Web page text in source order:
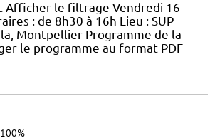
Afficher le filtrage Vendredi 16
: de 8h30 à 16h Lieu : SUP
Montpellier Programme de la
le programme au format PDF
100%